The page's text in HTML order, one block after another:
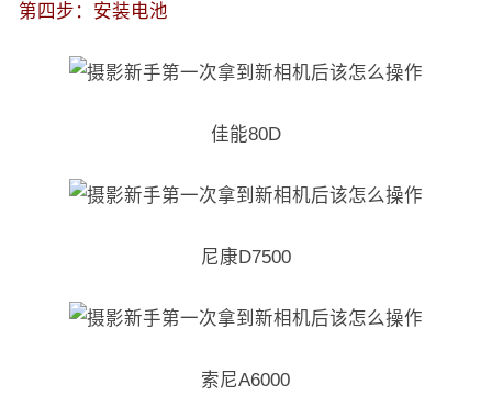
第四步：安装电池
佳能80D
尼康D7500
索尼A6000